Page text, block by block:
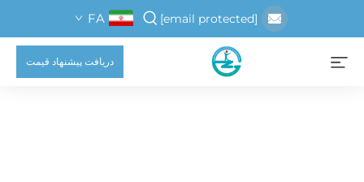
[email protected]
FA
دریافت پیشنهاد قیمت